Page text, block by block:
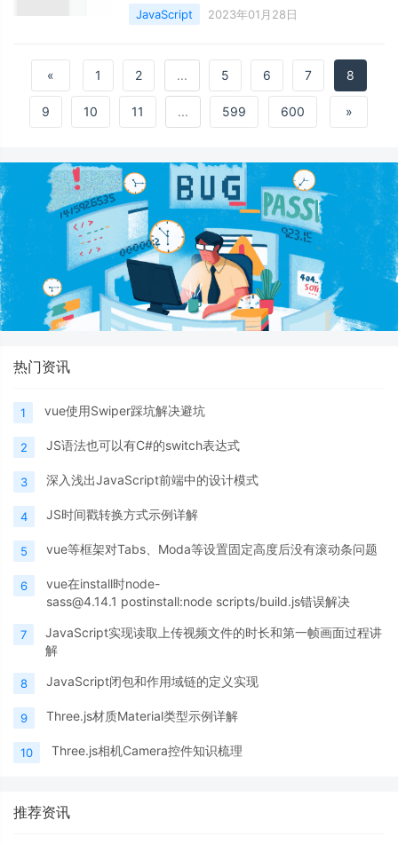
细，对大家的学习或者工作具有一定的参考学
习价值，需要的朋友们下面随着小编来一起学
JavaScript 2023年01月28日
« 1 2 ... 5 6 7 8
9 10 11 ... 599 600 »
热门资讯
1 vue使用Swiper踩坑解决避坑
2 JS语法也可以有C#的switch表达式
3 深入浅出JavaScript前端中的设计模式
4 JS时间戳转换方式示例详解
5 vue等框架对Tabs、Moda等设置固定高度后没有滚动条问题
6
vue在install时node-
sass@4.14.1 postinstall:node scripts/build.js错误解决
7
JavaScript实现读取上传视频文件的时长和第一帧画面过程讲
解
8 JavaScript闭包和作用域链的定义实现
9 Three.js材质Material类型示例详解
10 Three.js相机Camera控件知识梳理
推荐资讯